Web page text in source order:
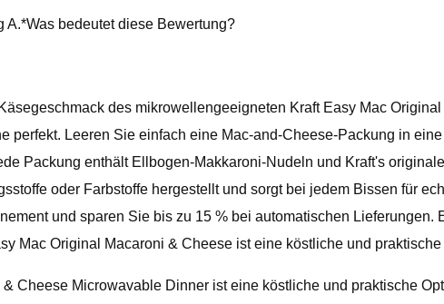
A.*Was bedeutet diese Bewertung?
des mikrowellengeeigneten Kraft Easy Mac
perfekt. Leeren Sie einfach eine Mac-and-Cheese-Packung in
Packung enthält Ellbogen-Makkaroni-Nudeln und Kraft's
oder Farbstoffe hergestellt und sorgt bei jedem Bissen für
und sparen Sie bis zu 15 % bei automatischen
Mac Original Macaroni & Cheese ist eine köstliche und praktische
Cheese Microwavable Dinner ist eine köstliche und praktische